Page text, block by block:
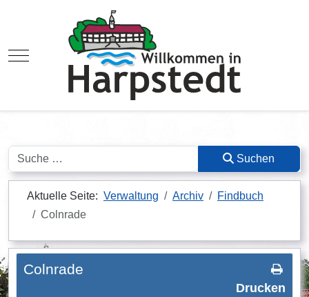
Mobile Menu Toggle
Suchen Suchen
Aktuelle Seite: Verwaltung Archiv
Findbuch
Colnrade
Drucken
Colnrade